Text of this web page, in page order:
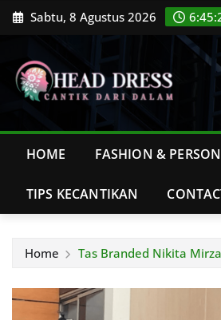
Skip Sabtu, 8 Agustus 2026
HOME FASHION &
TIPS KECANTIKAN
Home Tas Branded Nikita